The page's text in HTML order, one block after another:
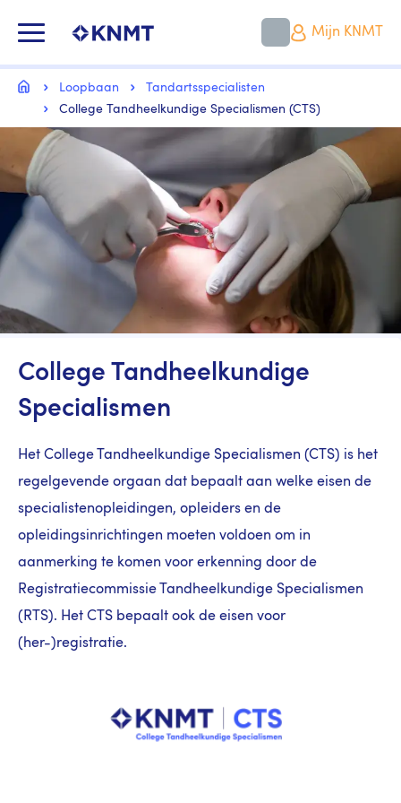
naar
inhoud
gaan
Mijn KNMT
Kruimelpad
HomeLoopbaan
Tandartsspecialisten
College Tandheelkundige Specialismen (CTS)
College Tandheelkundige
Specialismen
Het College Tandheelkundige Specialismen (CTS) is het
regelgevende orgaan dat bepaalt aan welke eisen de
specialistenopleidingen, opleiders en de
opleidingsinrichtingen moeten voldoen om in
aanmerking te komen voor erkenning door de
Registratiecommissie Tandheelkundige Specialismen
(RTS). Het CTS bepaalt ook de eisen voor
(her-)registratie.